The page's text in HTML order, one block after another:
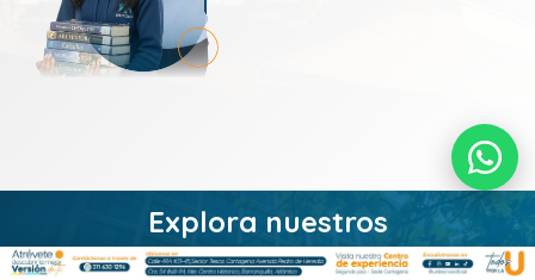
Explora nuestros